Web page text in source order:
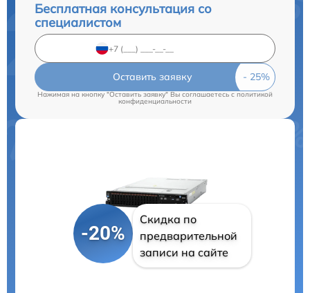
Бесплатная консультация со
специалистом
Оставить заявку
Нажимая на кнопку "Оставить заявку" Вы соглашаетесь c политикой
конфиденциальности
-20%
Скидка по
предварительной
записи на сайте